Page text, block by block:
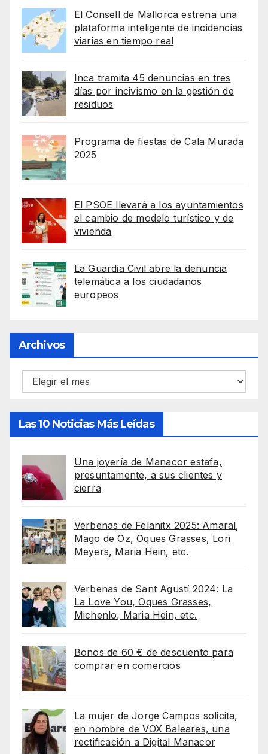
El Consell de Mallorca estrena una
plataforma inteligente de incidencias
viarias en tiempo real
Inca tramita 45 denuncias en tres
días por incivismo en la gestión de
residuos
Programa de fiestas de Cala Murada
2025
El PSOE llevará a los ayuntamientos
el cambio de modelo turístico y de
vivienda
La Guardia Civil abre la denuncia
telemática a los ciudadanos
europeos
Archivos
Archivos
Las 10 Noticias Más Leídas
Una joyería de Manacor estafa,
presuntamente, a sus clientes y
cierra
Verbenas de Felanitx 2025: Amaral,
Mago de Oz, Oques Grasses, Lori
Meyers, Maria Hein, etc.
Verbenas de Sant Agustí 2024: La
La Love You, Oques Grasses,
Michenlo, Maria Hein, etc.
Bonos de 60 € de descuento para
comprar en comercios
La mujer de Jorge Campos solicita,
en nombre de VOX Baleares, una
rectificación a Digital Manacor